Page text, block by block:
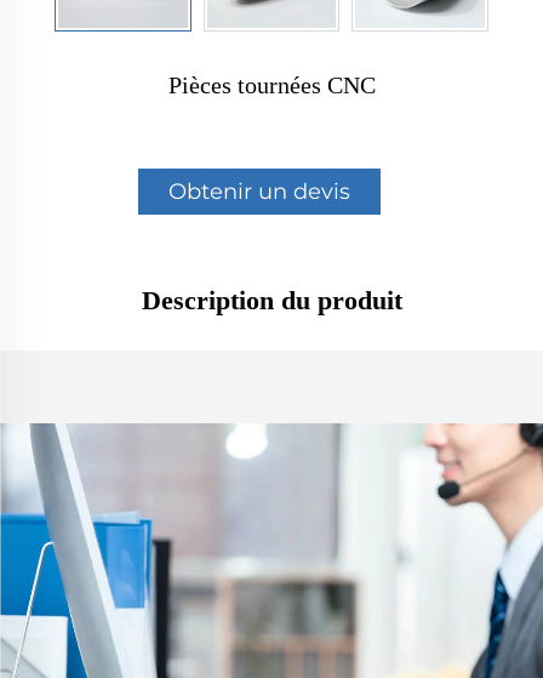
Pièces tournées CNC
Obtenir un devis
Description du produit